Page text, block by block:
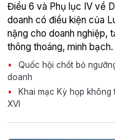
Điều 6 và Phụ lục IV về
doanh có điều kiện của
nặng cho doanh nghiệp,
thông thoáng, minh bạch.
Quốc hội chốt bỏ
doanh
Khai mạc Kỳ họp
XVI